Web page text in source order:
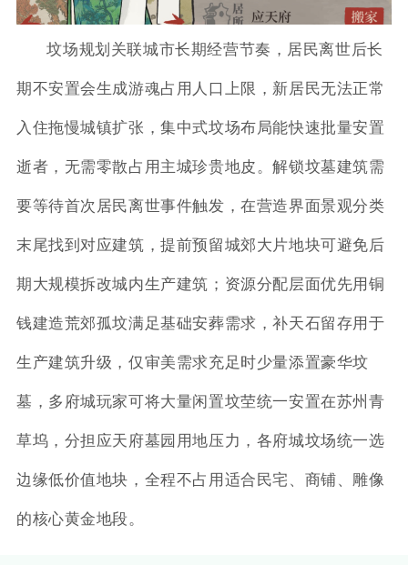
坟场规划关联城市长期经营节奏，居民离世后长
期不安置会生成游魂占用人口上限，新居民无法正常
入住拖慢城镇扩张，集中式坟场布局能快速批量安置
逝者，无需零散占用主城珍贵地皮。解锁坟墓建筑需
要等待首次居民离世事件触发，在营造界面景观分类
末尾找到对应建筑，提前预留城郊大片地块可避免后
期大规模拆改城内生产建筑；资源分配层面优先用铜
钱建造荒郊孤坟满足基础安葬需求，补天石留存用于
生产建筑升级，仅审美需求充足时少量添置豪华坟
墓，多府城玩家可将大量闲置坟茔统一安置在苏州青
草坞，分担应天府墓园用地压力，各府城坟场统一选
边缘低价值地块，全程不占用适合民宅、商铺、雕像
的核心黄金地段。